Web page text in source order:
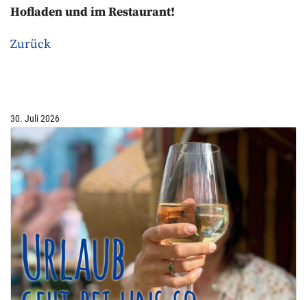
Hofladen und im Restaurant!
Zurück
30. Juli 2026